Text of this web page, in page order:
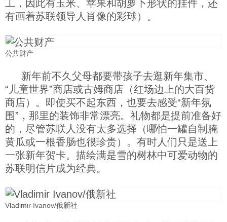
工，因此有玉米、苹果和胡萝卜形状的挂件，还
有画着苏联领导人肖像的彩球）。
公共财产
新年前不久父母都要带孩子去逛新年集市、
“儿童世界”商店或古姆商店（红场边上的大百货
商店）。即使买不起东西，也要去感受“新年氛
围”，那里的装饰非常漂亮。礼物都是提前准备好
的，尽管苏联人没有太多选择（哪怕一罐自制腌
黄瓜或一根香肠也很珍贵）。有时人们只是送上
一张新年贺卡。描绘满是雪的树林中可爱动物的
苏联明信片成为经典。
Vladimir Ivanov/俄新社